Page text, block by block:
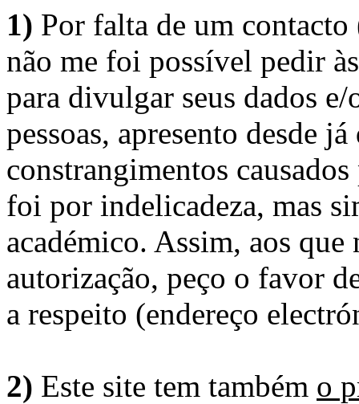
1) Por falta de um
não me foi possível pedir
para divulgar seus dados
pessoas, apresento desde
constrangimentos
foi por indelicadeza, mas
académico. Assim, aos
autorização, peço o favor
a respeito (endereço
2) Este site tem também o